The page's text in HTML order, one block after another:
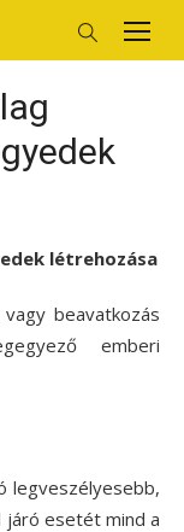
létrehozása
beavatkozás
emberi
legveszélyesebb,
járó esetét mind a